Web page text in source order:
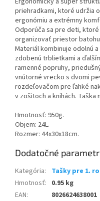
priehradkami, ktoré udržia
ergonómiu a extrémny
Odporúča sa pre deti,
organizovať priestor
Materiál kombinuje odolnú
zdobenú trblietkami a
ramenné popruhy,
vnútorné vrecko s dvomi
rozdeľovačom pre ľahké
v zošitoch a knihách.
Hmotnosť: 950g.
Objem: 24L.
Rozmer: 44x30x18cm.
Dodatočné
Kategória:
Tašky pre 1.
Hmotnosť: 0.95 kg
EAN:
8026624638001